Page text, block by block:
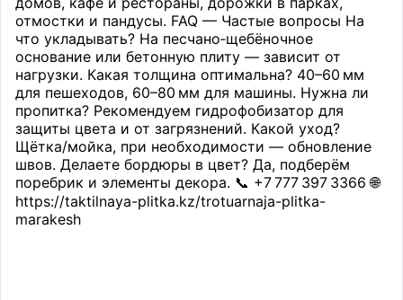
отмостки и пандусы. FAQ — Частые вопросы На
что укладывать? На песчано‑щебёночное
основание или бетонную плиту — зависит от
нагрузки. Какая толщина оптимальна? 40–60 мм
для пешеходов, 60–80 мм для машины. Нужна ли
пропитка? Рекомендуем гидрофобизатор для
защиты цвета и от загрязнений. Какой уход?
Щётка/мойка, при необходимости — обновление
швов. Делаете бордюры в цвет? Да, подберём
поребрик и элементы декора. 📞 +7 777 397 3366 🌐
https://taktilnaya-plitka.kz/trotuarnaja-plitka-
marakesh